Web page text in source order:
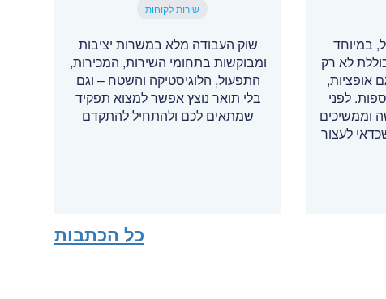
במיוחד
לא רק
אופציות,
לפני
וממשיכים
לעצור
שירות לקוחות
שוק העבודה מלא במשרות יציבות
ומבוקשות בתחומי השירות, המכירות,
התפעול, הלוגיסטיקה והשטח – וגם
בלי תואר נוצץ אפשר למצוא תפקיד
שמתאים לכם ולהתחיל להתקדם
כל הכתבות